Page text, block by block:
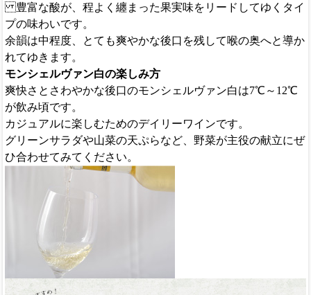
豊富な酸が、程よく纏まった果実味をリードしてゆくタイ
プの味わいです。
余韻は中程度、とても爽やかな後口を残して喉の奥へと導か
れてゆきます。
モンシェルヴァン白の楽しみ方
爽快さとさわやかな後口のモンシェルヴァン白は7℃～12℃
が飲み頃です。
カジュアルに楽しむためのデイリーワインです。
グリーンサラダや山菜の天ぷらなど、野菜が主役の献立にぜ
ひ合わせてみてください。